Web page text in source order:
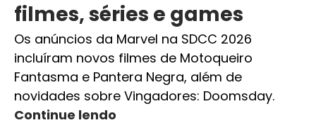
filmes, séries e games
Os anúncios da Marvel na SDCC 2026
incluíram novos filmes de Motoqueiro
Fantasma e Pantera Negra, além de
novidades sobre Vingadores: Doomsday.
Continue lendo